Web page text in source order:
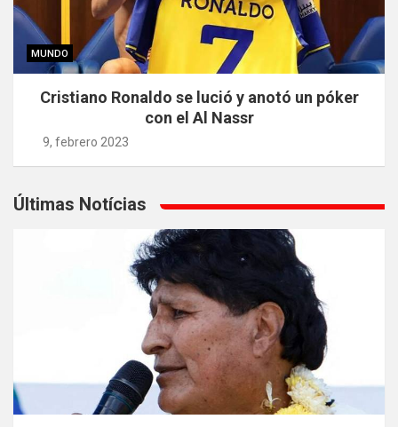
MUNDO
Cristiano Ronaldo se lució y anotó un póker
con el Al Nassr
9, febrero 2023
Últimas Notícias